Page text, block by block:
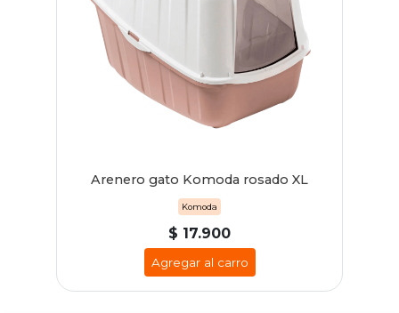
Arenero gato Komoda rosado XL
Komoda
$ 17.900
Agregar al carro